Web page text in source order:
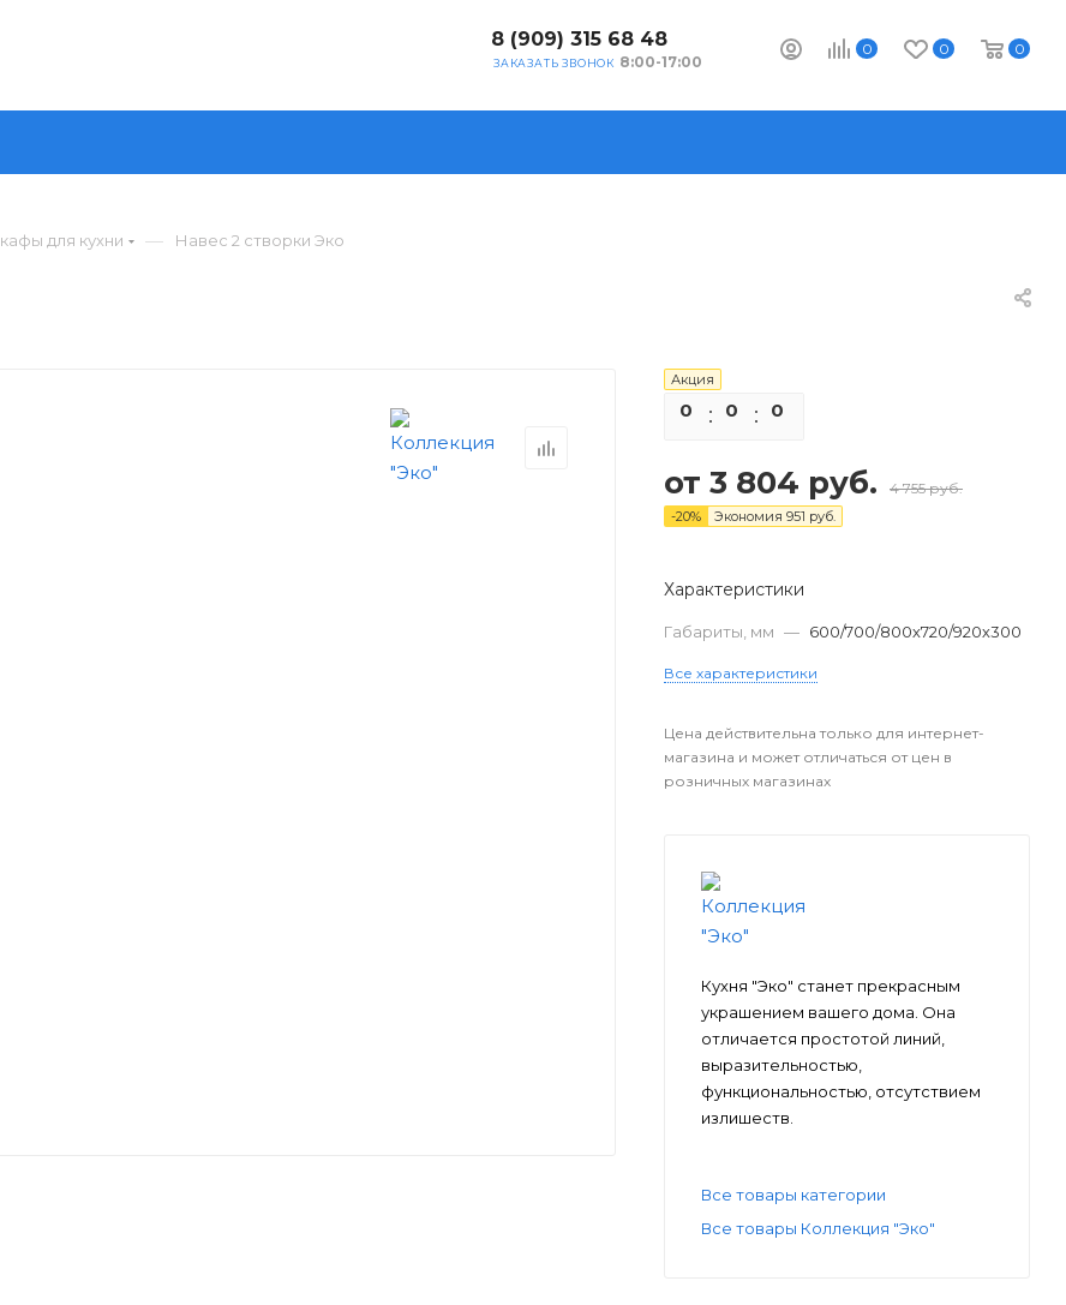
0 0 0
8 (909) 315 68 48
ЗАКАЗАТЬ ЗВОНОК 8:00-17:00
для кухни — Навес 2 створки Эко
Акция
0 0 0
от 3 804 руб. 4 755 руб.
-20% Экономия 951 руб.
Характеристики
Габариты, мм — 600/700/800х720/920х300
Все характеристики
Цена действительна только для интернет-
магазина и может отличаться от цен в
розничных магазинах
Кухня "Эко" станет прекрасным
украшением вашего дома. Она
отличается простотой линий,
выразительностью,
функциональностью, отсутствием
излишеств.
Все товары категории
Все товары Коллекция "Эко"